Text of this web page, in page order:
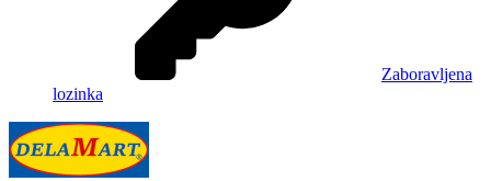
Zaboravljena
lozinka